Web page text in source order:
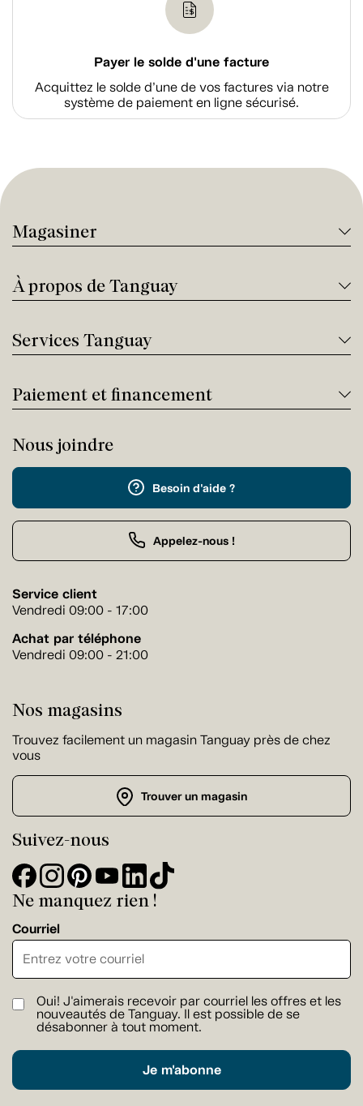
Payer le solde d'une facture
Acquittez le solde d’une de vos factures via notre
système de paiement en ligne sécurisé.
Magasiner
À propos de Tanguay
Services Tanguay
Paiement et financement
Nous joindre
Besoin d'aide ?
Appelez-nous !
Service client
Vendredi 09:00 - 17:00
Achat par téléphone
Vendredi 09:00 - 21:00
Nos magasins
Trouvez facilement un magasin Tanguay près de chez
vous
Trouver un magasin
Suivez-nous
Ne manquez rien !
Courriel
Oui! J'aimerais recevoir par courriel les offres et les
nouveautés de Tanguay. Il est possible de se
désabonner à tout moment.
Je m'abonne